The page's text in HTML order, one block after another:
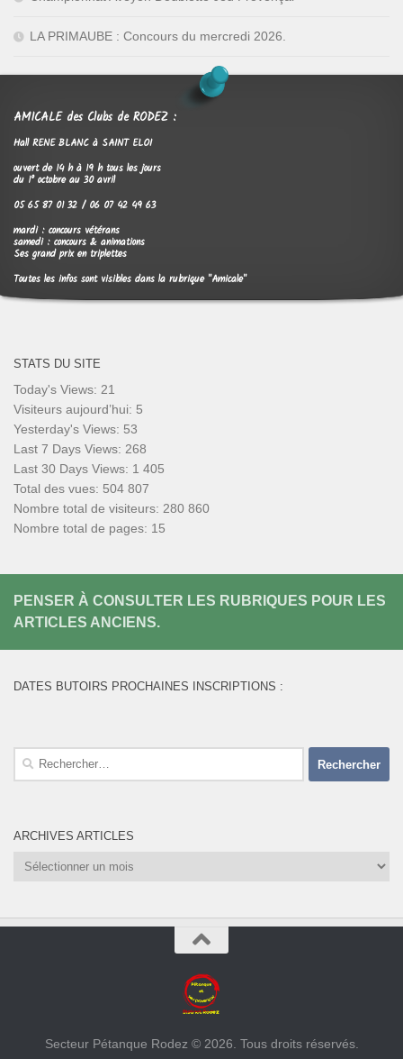
LA PRIMAUBE : Concours du mercredi 2026.
AMICALE des Clubs de RODEZ :
Hall RENE BLANC à SAINT ELOI
ouvert de 14 h à 19 h tous les jours
du 1° octobre au 30 avril
05 65 87 01 32 / 06 07 42 49 63
mardi : concours vétérans
samedi : concours & animations
Ses grand prix en triplettes
Toutes les infos sont visibles dans la rubrique "Amicale"
STATS DU SITE
Today's Views: 21
Visiteurs aujourd’hui: 5
Yesterday's Views: 53
Last 7 Days Views: 268
Last 30 Days Views: 1 405
Total des vues: 504 807
Nombre total de visiteurs: 280 860
Nombre total de pages: 15
PENSER À CONSULTER LES RUBRIQUES POUR LES
ARTICLES ANCIENS.
DATES BUTOIRS PROCHAINES INSCRIPTIONS :
Rechercher :
ARCHIVES ARTICLES
Archives
Secteur Pétanque Rodez © 2026. Tous droits réservés.